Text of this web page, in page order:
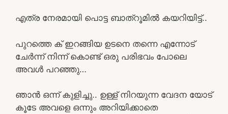
എത്ര നേരമായി പൊട്ട ബാത്‌റൂമിൽ കയറിയിട്ട്..
പുറത്തെ ക് ഇറങ്ങിയ ഉടനെ തന്നെ എന്നോട്
ചേർന്ന് നിന്ന് കൊണ്ട് ഒരു പരിഭവം പോലെ
അവൾ പറഞ്ഞു…
ഞാൻ ഒന്ന് കുളിച്ചു.. ഉള്ള് നിറയുന്ന വേദന യോട്
കൂടേ അവളെ ഒന്നും അറിയിക്കാതെ